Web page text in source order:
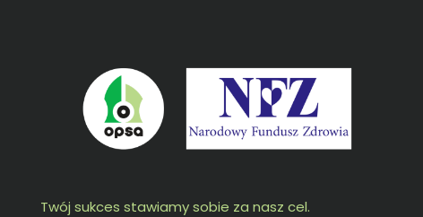
Twój sukces stawiamy sobie za nasz cel.